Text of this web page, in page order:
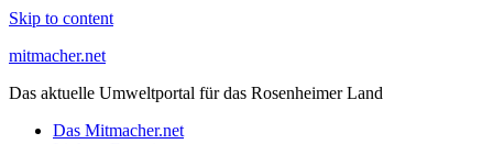
Skip to content
mitmacher.net
Das aktuelle Umweltportal für das Rosenheimer Land
Das Mitmacher.net